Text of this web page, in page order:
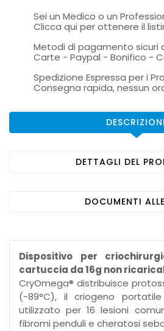
Sei un Medico o un
Clicca qui per ottenere il
Metodi di pagamento sicuri
Carte - Paypal - Bonifico -
Spedizione Espressa per i
Consegna rapida, nessun
DETTAGLI DEL
DOCUMENTI
Dispositivo per
cartuccia da 16g non
CryOmega® distribuisce
(-89°C), il criogeno
utilizzato per 16 lesioni
fibromi penduli e cheratosi